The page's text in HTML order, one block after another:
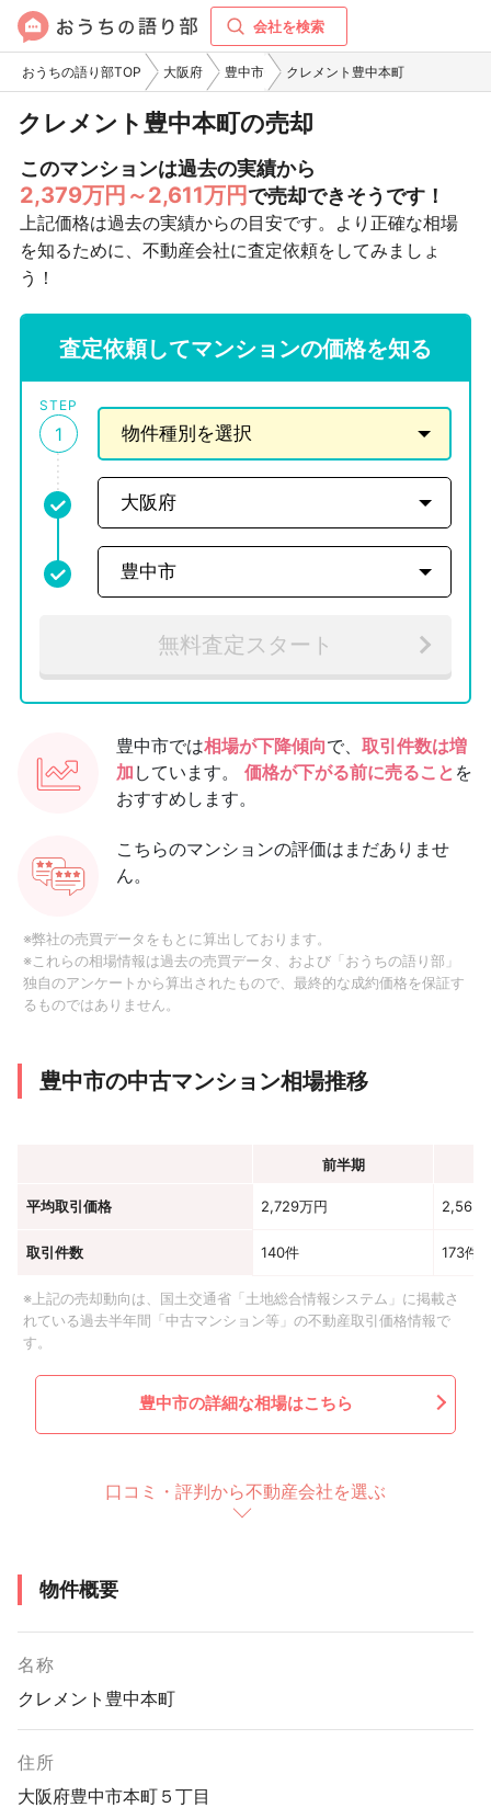
会社を検索
おうちの語り部TOP 大阪府 豊中市 クレメント豊中本町
クレメント豊中本町の売却
このマンションは過去の実績から
2,379万円～2,611万円で売却できそうです！
上記価格は過去の実績からの目安です。より正確な相場
を知るために、不動産会社に査定依頼をしてみましょ
う！
査定依頼してマンションの価格を知る
STEP
1
無料査定スタート
豊中市では相場が下降傾向で、 取引件数は増
加 しています。 価格が下がる前に売ること を
おすすめします。
こちらのマンションの評価はまだありませ
ん。
※弊社の売買データをもとに算出しております。
※これらの相場情報は過去の売買データ、および「おうちの語り部」
独自のアンケートから算出されたもので、最終的な成約価格を保証す
るものではありません。
豊中市の中古マンション相場推移
前半期
平均取引価格 2,729万円 2,562
取引件数 140件 173件
※上記の売却動向は、国土交通省「土地総合情報システム」に掲載さ
れている過去半年間「中古マンション等」の不動産取引価格情報で
す。
豊中市の詳細な相場はこちら
口コミ・評判から不動産会社を選ぶ
物件概要
名称
クレメント豊中本町
住所
大阪府豊中市本町５丁目